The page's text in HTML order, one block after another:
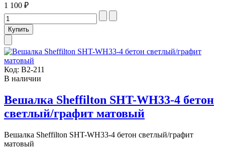
1 100 ₽
Код: В2-211
В наличии
Вешалка Sheffilton SHT-WH33-4 бетон
светлый/графит матовый
Вешалка Sheffilton SHT-WH33-4 бетон светлый/графит
матовый